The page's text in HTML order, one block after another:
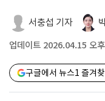
서충섭 기자
업데이트 2026.04.15 오
구글에서 뉴스1 즐겨